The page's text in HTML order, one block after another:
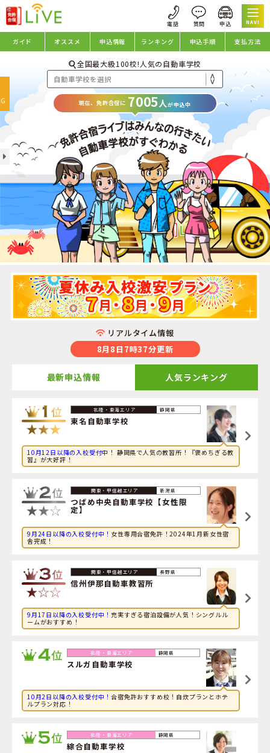
NAVI
ガイド オススメ 申込情報 ランキング 申込手順 支払方法
全国最大級100校!人気の自動車学校
現在、免許合宿に 7005 人が申込中
リアルタイム情報
8月8日7時37分更新
最新申込情報
2026年8月8日
旅行に興味のある社会人が岡山県・
岡山県・沼自動車学校
に申し込みました。
2026年8月8日
旅行に興味のある大学生が岩手県・盛岡南ドライビングス
2026年8月8日
映画に興味のある高校生が静岡県・
東名自動車学校に申し
込みました。
2026年8月8日
人気ランキング
静岡県
東名自動車学校
10月12日以降の入校受付中！ 静岡県で人気の教習所！『褒めちぎる教
習』が大好評！
新潟県
つばめ中央自動車学校【女性限
定】
9月24日以降の入校受付中！ 女性専用合宿免許！2024年1月新女性宿
舎完成！
長野県
信州伊那自動車教習所
9月17日以降の入校受付中！充実すぎる宿泊設備が人気！シングルル
ームがおすすめ！
静岡県
スルガ自動車学校
10月2日以降の入校受付中！合宿免許おすすめ校！自炊プランとホテ
ルプラン対応！
静岡県
綜合自動車学校